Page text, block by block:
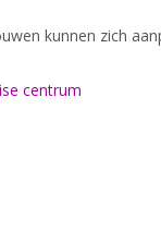
kunnen zich
centrum